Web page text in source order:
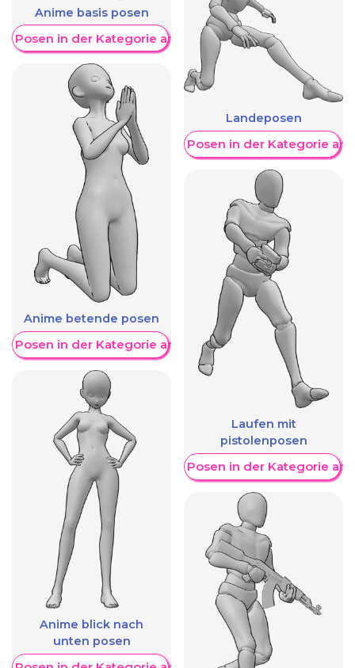
Anime basis posen
Posen in der Kategorie anzeigen
Anime betende posen
Posen in der Kategorie anzeigen
Anime blick nach
unten posen
Landeposen
Weitere Posen in der Kategorie
Laufen mit
pistolenposen
Weitere Posen in der Kategorie